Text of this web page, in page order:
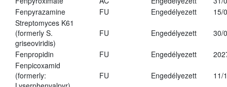
Fenpyrazamine
FU Engedélyezett
15/
Streptomyces K61
(formerly S.
griseoviridis)
FU Engedélyezett 30/
Fenpropidin FU Engedélyezett
Fenpicoxamid
(formerly:
FU Engedélyezett 11/